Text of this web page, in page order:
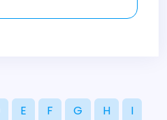
E F G H
I